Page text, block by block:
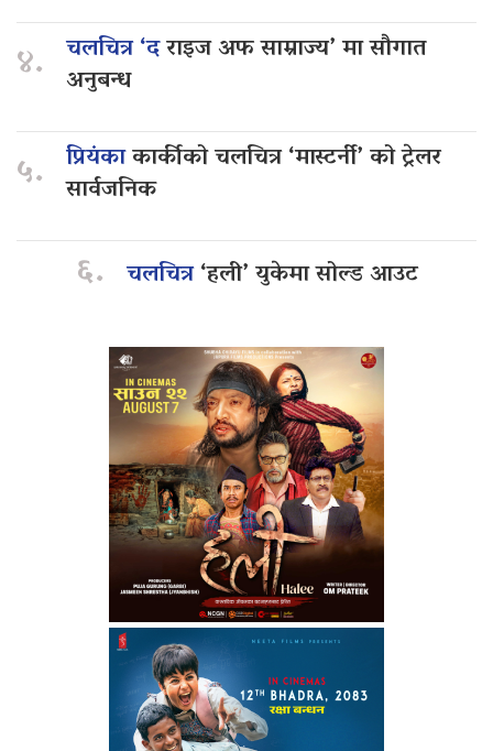
४. चलचित्र ‘दराइज अफ साम्राज्य’ मा सौगात
अनुबन्ध
५. प्रियंकाकार्कीको चलचित्र ‘मास्टर्नी’ को ट्रेलर
सार्वजनिक
६. चलचित्र‘हली’ युकेमा सोल्ड आउट